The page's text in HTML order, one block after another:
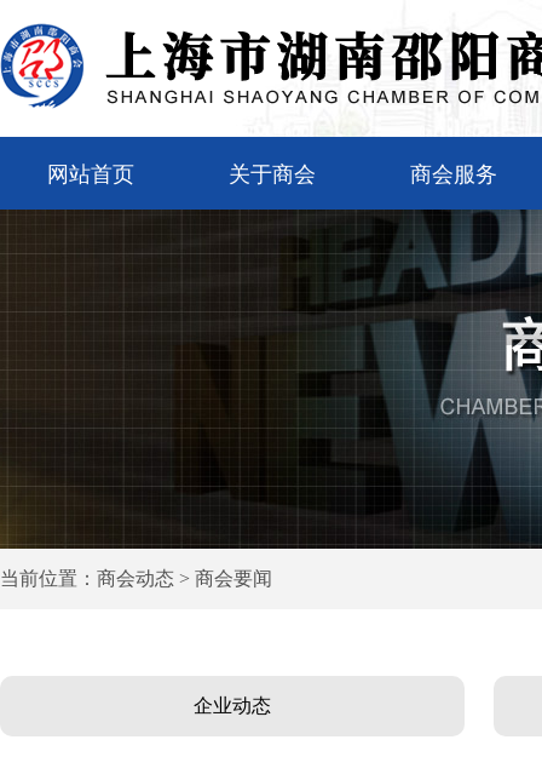
网站首页 关于商会 商会服务
当前位置：商会动态 > 商会要闻
企业动态